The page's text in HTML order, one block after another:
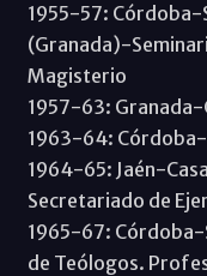
1955-57: Córdoba-
(Granada)-
Magisterio
1957-63:
1963-64:
1964-65: Jaén-
Secretariado de
1965-67: Córdoba-
de Teólogos.